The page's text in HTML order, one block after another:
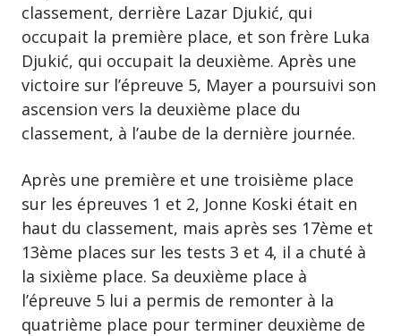
classement, derrière Lazar Djukić, qui
occupait la première place, et son frère Luka
Djukić, qui occupait la deuxième. Après une
victoire sur l’épreuve 5, Mayer a poursuivi son
ascension vers la deuxième place du
classement, à l’aube de la dernière journée.
Après une première et une troisième place
sur les épreuves 1 et 2, Jonne Koski était en
haut du classement, mais après ses 17ème et
13ème places sur les tests 3 et 4, il a chuté à
la sixième place. Sa deuxième place à
l’épreuve 5 lui a permis de remonter à la
quatrième place pour terminer deuxième de